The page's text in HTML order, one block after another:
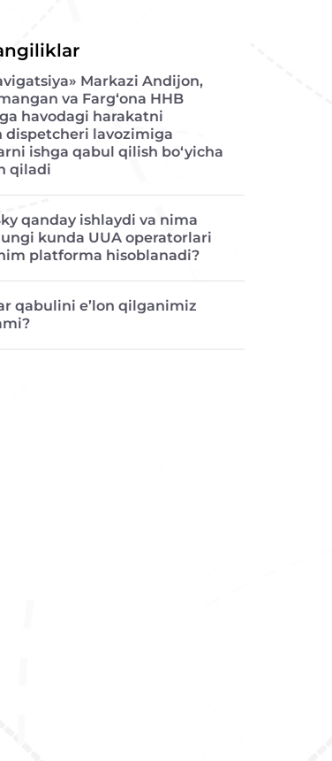
Markazi Andijon,
va Farg‘ona HHB
havodagi harakatni
dispetcheri lavozimiga
ishga qabul qilish bo‘yicha
qiladi
qanday ishlaydi va nima
kunda UUA operatorlari
platforma hisoblanadi?
qabulini e’lon qilganimiz